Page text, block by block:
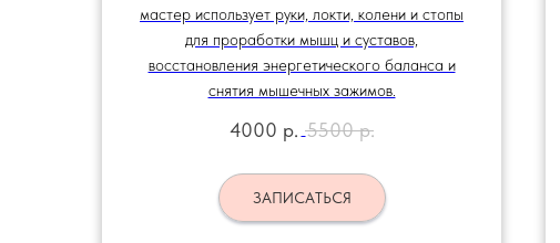
мастер использует руки, локти, колени и стопы
для проработки мышц и суставов,
восстановления энергетического баланса и
снятия мышечных зажимов.
4000 р. 5500 р.
ЗАПИСАТЬСЯ